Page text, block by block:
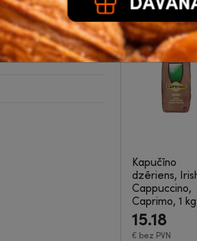
Kapučīno
dzēriens,
Cappuccino,
Caprimo, 1 kg
04-301
15.18
€ bez PVN